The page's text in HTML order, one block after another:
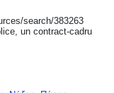
search/383263
un contract-cadru